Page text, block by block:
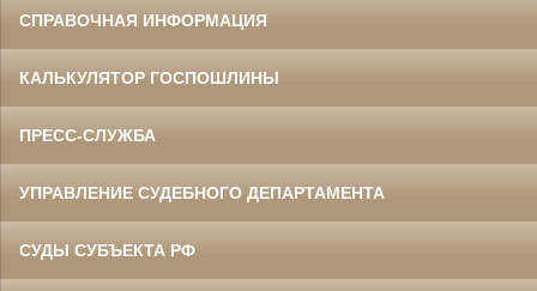
СПРАВОЧНАЯ ИНФОРМАЦИЯ
КАЛЬКУЛЯТОР ГОСПОШЛИНЫ
ПРЕСС-СЛУЖБА
УПРАВЛЕНИЕ СУДЕБНОГО ДЕПАРТАМЕНТА
СУДЫ СУБЪЕКТА РФ